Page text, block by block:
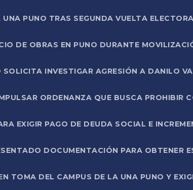
PUNO TRAS SEGUNDA VUELTA
DE OBRAS EN PUNO DURANTE
INVESTIGAR AGRESIÓN A DANILO
ORDENANZA QUE BUSCA PROHIBIR
EXIGIR PAGO DE DEUDA SOCIAL E
DOCUMENTACIÓN PARA OBTENER
TOMA DEL CAMPUS DE LA UNA PUNO Y